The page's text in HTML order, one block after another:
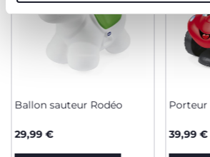
Ballon sauteur Rodéo
29,99 €
Porteur
39,99 €